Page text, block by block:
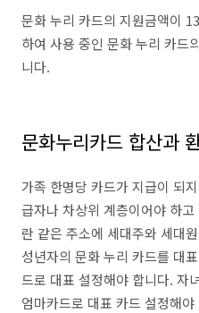
문화 누리 카드의 지원금액이
하여 사용 중인 문화 누리 카드
니다.
문화누리카드 합산과
가족 한명당 카드가 지급이 되
급자나 차상위 계층이어야 하
란 같은 주소에 세대주와 세대
성년자의 문화 누리 카드를 대
드로 대표 설정해야 합니다. 자
엄마카드로 대표 카드 설정해야